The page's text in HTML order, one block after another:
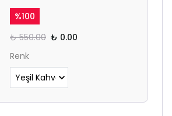
%100
₺ 550.00 ₺ 0.00
Renk